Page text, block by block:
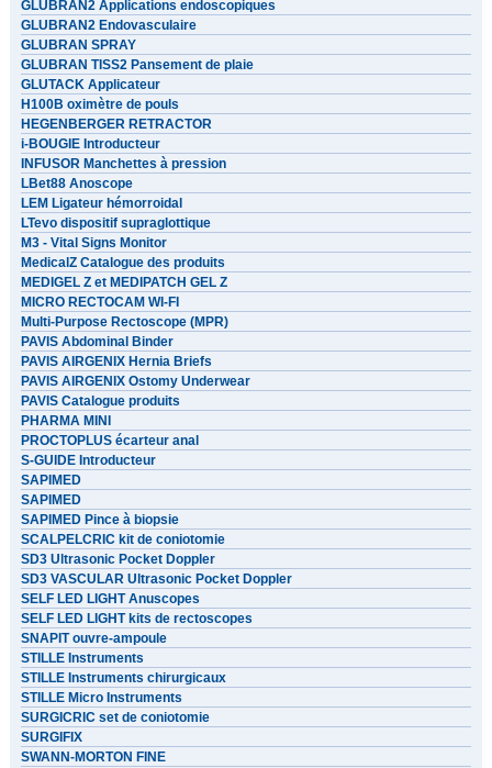
GLUBRAN2 Applications endoscopiques
GLUBRAN2 Endovasculaire
GLUBRAN SPRAY
GLUBRAN TISS2 Pansement de plaie
GLUTACK Applicateur
H100B oximètre de pouls
HEGENBERGER RETRACTOR
i-BOUGIE Introducteur
INFUSOR Manchettes à pression
LBet88 Anoscope
LEM Ligateur hémorroidal
LTevo dispositif supraglottique
M3 - Vital Signs Monitor
MedicalZ Catalogue des produits
MEDIGEL Z et MEDIPATCH GEL Z
MICRO RECTOCAM WI-FI
Multi-Purpose Rectoscope (MPR)
PAVIS Abdominal Binder
PAVIS AIRGENIX Hernia Briefs
PAVIS AIRGENIX Ostomy Underwear
PAVIS Catalogue produits
PHARMA MINI
PROCTOPLUS écarteur anal
S-GUIDE Introducteur
SAPIMED
SAPIMED
SAPIMED Pince à biopsie
SCALPELCRIC kit de coniotomie
SD3 Ultrasonic Pocket Doppler
SD3 VASCULAR Ultrasonic Pocket Doppler
SELF LED LIGHT Anuscopes
SELF LED LIGHT kits de rectoscopes
SNAPIT ouvre-ampoule
STILLE Instruments
STILLE Instruments chirurgicaux
STILLE Micro Instruments
SURGICRIC set de coniotomie
SURGIFIX
SWANN-MORTON FINE